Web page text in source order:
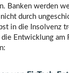
Banken werden
durch
in die Insolvenz
Entwicklung am